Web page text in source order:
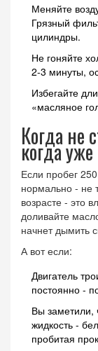
Меняйте
Грязный
цилиндры.
Не гоняйте
2-3 минуты,
Избегайте
«масляное
Когда не
когда
Если пробег
нормально - не
возрасте - это
доливайте
начнет дымить
А вот если:
Двигатель
постоянно -
Вы
жидкость -
пробитая